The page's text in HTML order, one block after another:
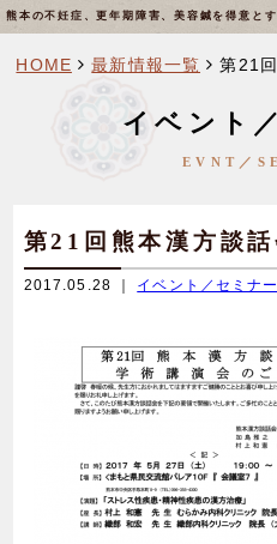
熊本の不妊症、更年期障害、美容鍼を得意と
HOME 最新情報一覧 第21
イベント
EVNT／
第21回熊本漢方談話
2017.05.28 ｜ イベント／セミナー